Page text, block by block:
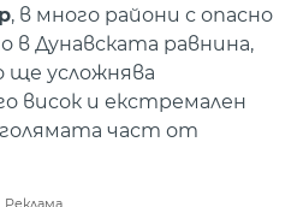
, в много райони с опасно
в Дунавската равнина,
ще усложнява
висок и екстремален
част от
Реклама